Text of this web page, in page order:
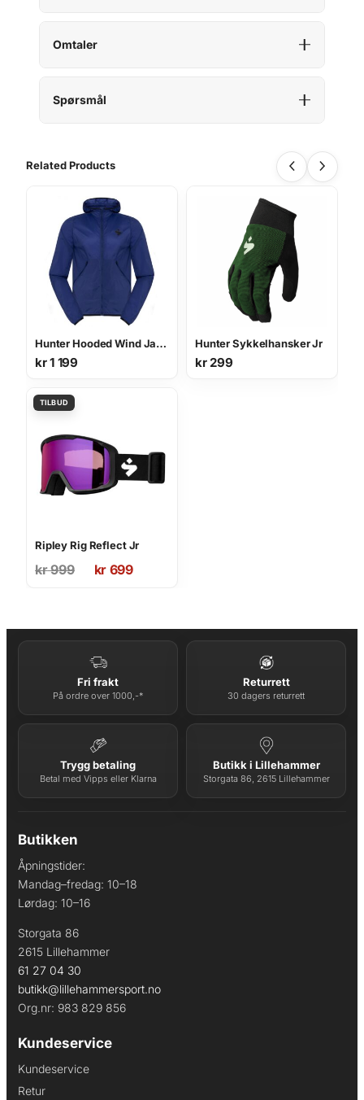
Omtaler
Spørsmål
Related Products
Hunter Hooded Wind Jacket M
kr1 199
Hunter Sykkelhansker Jr
kr299
Ripley Rig Reflect Jr
kr999
Opprinnelig
kr 999.
kr 699
Nåværende
kr 699.
Fri frakt
På ordre over 1000,-*
Returrett
30 dagers returrett
Trygg betaling
Betal med Vipps eller Klarna
Butikk i Lillehammer
Storgata 86, 2615 Lillehammer
Butikken
Åpningstider:
Mandag–fredag: 10–18
Lørdag: 10–16
Storgata 86
2615 Lillehammer
61 27 04 30
butikk@lillehammersport.no
Org.nr: 983 829 856
Kundeservice
Kundeservice
Retur